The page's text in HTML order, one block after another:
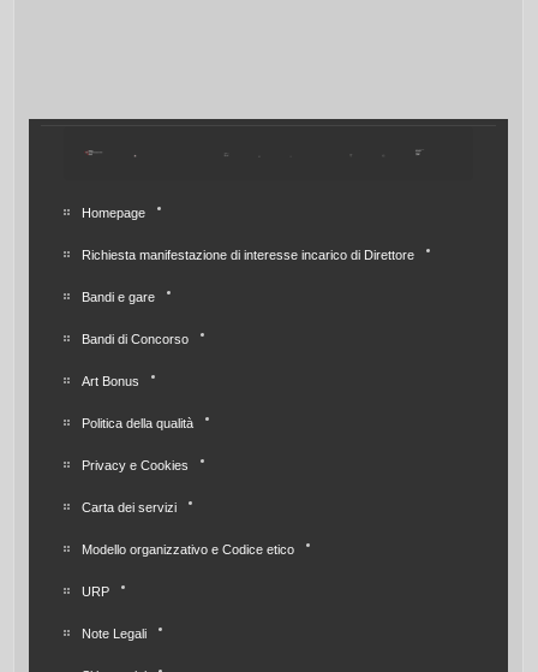
Homepage
Richiesta manifestazione di interesse incarico di Direttore
Bandi e gare
Bandi di Concorso
Art Bonus
Politica della qualità
Privacy e Cookies
Carta dei servizi
Modello organizzativo e Codice etico
URP
Note Legali